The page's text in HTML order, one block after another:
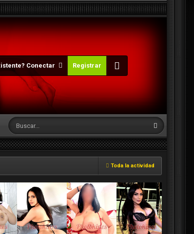
Conectar Registrar
Toda la actividad